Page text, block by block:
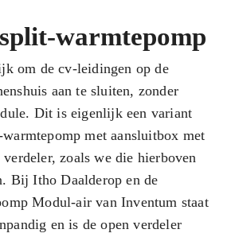
warmtepomp
om de cv-leidingen op de
aan te sluiten, zonder
Dit is eigenlijk een variant
met aansluitbox met
zoals we die hierboven
Bij Itho Daalderop en de
Modul-air van Inventum staat
en is de open verdeler